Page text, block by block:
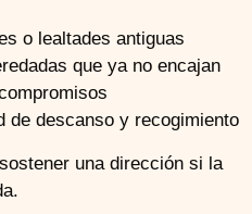
o lealtades antiguas
que ya no encajan
descanso y recogimiento
una dirección si la